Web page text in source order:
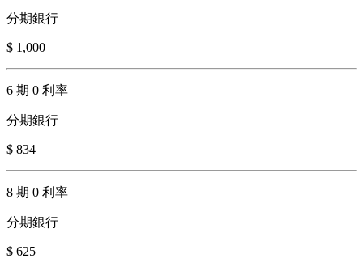
分期銀行
$ 1,000
6 期 0 利率
分期銀行
$ 834
8 期 0 利率
分期銀行
$ 625